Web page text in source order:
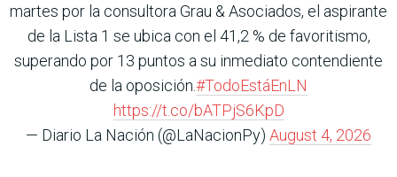
martes por la consultora Grau & Asociados, el aspirante
de la Lista 1 se ubica con el 41,2 % de favoritismo,
superando por 13 puntos a su inmediato contendiente
de la oposición.#TodoEstáEnLN
https://t.co/bATPjS6KpD
— Diario La Nación (@LaNacionPy) August 4, 2026